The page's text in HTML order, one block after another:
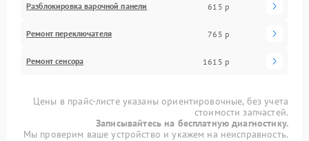
Разблокировка варочной панели 615 р
Ремонт переключателя 765 р
Ремонт сенсора 1615 р
Цены в прайс-листе указаны ориентировочные, без учета
стоимости запчастей.
Записывайтесь на бесплатную диагностику.
Мы проверим ваше устройство и укажем на неисправность.